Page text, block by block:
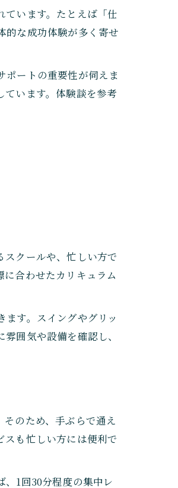
ています。たとえば「仕
的な成功体験が多く寄せ
ポートの重要性が伺えま
います。体験談を参考
クールや、忙しい方で
合わせたカリキュラム
す。スイングやグリッ
囲気や設備を確認し、
のため、手ぶらで通え
も忙しい方には便利で
1回30分程度の集中レ